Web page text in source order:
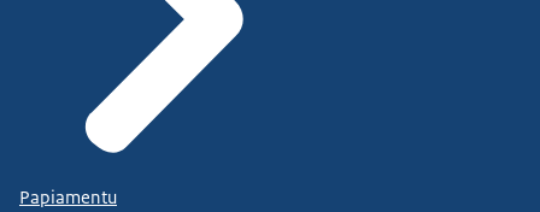
Papiamentu